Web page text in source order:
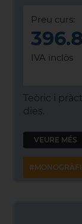
Preu curs:
IVA inclòs
Teòric i
dies.
VEURE MÉS